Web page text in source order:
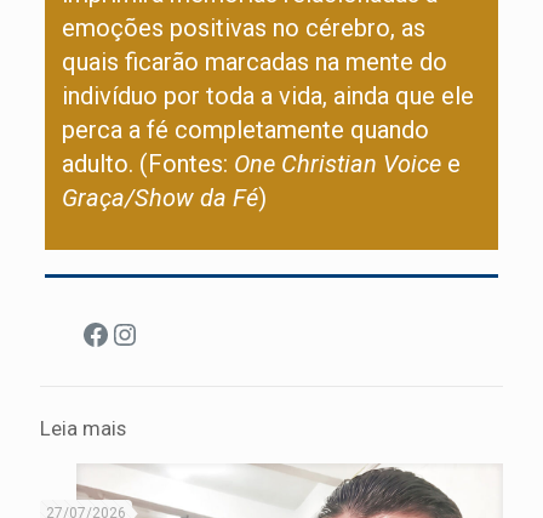
emoções positivas no cérebro, as
quais ficarão marcadas na mente do
indivíduo por toda a vida, ainda que ele
perca a fé completamente quando
adulto. (Fontes: One Christian Voicee
Graça/Show da Fé)
Facebook
Instagram
Leia mais
27/07/2026